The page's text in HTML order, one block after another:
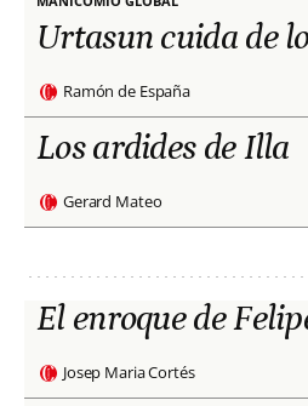
Urtasun cuida de
Ramón de España
Los ardides de Illa
Gerard Mateo
El enroque de
Josep Maria Cortés